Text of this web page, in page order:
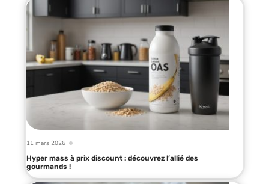
11 mars 2026
Hyper mass à prix discount : découvrez l’allié des
gourmands !